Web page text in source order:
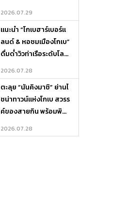
วรอบเกาะ
2026.07.29
แนะนำ “โกเบฮาร์เบอร์แ
ลนด์ & หอชมเมืองโกเบ”
ดื่มด่ำวิวท่าเรือระดับโลก
ยวรอบ ๆ
2026.07.28
ตะลุย “นันคิงมาชิ” ย่านไ
ชน่าทาวน์แห่งโกเบ สวรร
ค์ของสายกิน พร้อมพิกั
อง
2026.07.28